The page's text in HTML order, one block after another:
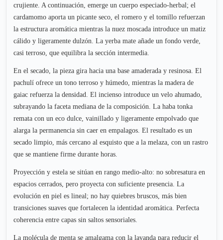
crujiente. A continuación, emerge un cuerpo especiado-herbal; el
cardamomo aporta un picante seco, el romero y el tomillo refuerzan
la estructura aromática mientras la nuez moscada introduce un matiz
cálido y ligeramente dulzón. La yerba mate añade un fondo verde,
casi terroso, que equilibra la sección intermedia.
En el secado, la pieza gira hacia una base amaderada y resinosa. El
pachulí ofrece un tono terroso y húmedo, mientras la madera de
gaiac refuerza la densidad. El incienso introduce un velo ahumado,
subrayando la faceta mediana de la composición. La haba tonka
remata con un eco dulce, vainillado y ligeramente empolvado que
alarga la permanencia sin caer en empalagos. El resultado es un
secado limpio, más cercano al esquisto que a la melaza, con un rastro
que se mantiene firme durante horas.
Proyección y estela se sitúan en rango medio-alto: no sobresatura en
espacios cerrados, pero proyecta con suficiente presencia. La
evolución en piel es lineal; no hay quiebres bruscos, más bien
transiciones suaves que fortalecen la identidad aromática. Perfecta
coherencia entre capas sin saltos sensoriales.
La molécula de menta se amalgama con la lavanda para reducir el